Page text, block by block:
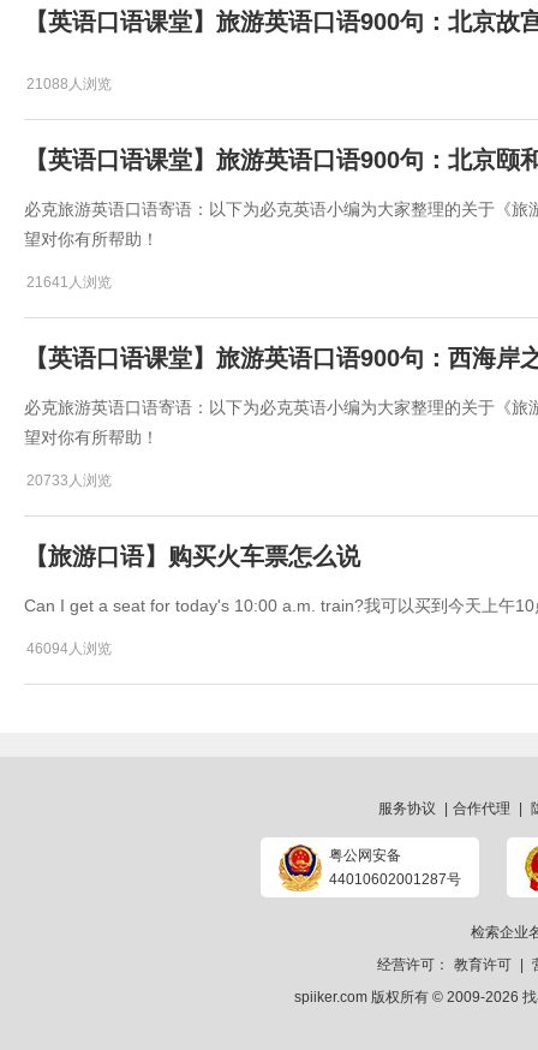
【英语口语课堂】旅游英语口语900句：北京故
21088人浏览
【英语口语课堂】旅游英语口语900句：北京颐
必克旅游英语口语寄语：以下为必克英语小编为大家整理的关于《
望对你有所帮助！
21641人浏览
【英语口语课堂】旅游英语口语900句：西海岸
必克旅游英语口语寄语：以下为必克英语小编为大家整理的关于《
望对你有所帮助！
20733人浏览
【旅游口语】购买火车票怎么说
Can I get a seat for today's 10:00 a.m. train?我可以买到今天上午
46094人浏览
服务协议 合作代理
粤公网安备
44010602001287号
检索企业
经营许可：
教育许可
spiiker.com 版权所有 © 2009-2026